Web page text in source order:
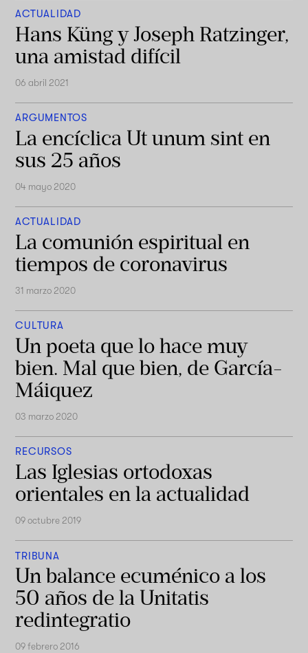
ACTUALIDAD
Hans Küng y Joseph Ratzinger,
una amistad difícil
06 abril 2021
ARGUMENTOS
La encíclica Ut unum sint en
sus 25 años
04 mayo 2020
ACTUALIDAD
La comunión espiritual en
tiempos de coronavirus
31 marzo 2020
CULTURA
Un poeta que lo hace muy
bien. Mal que bien, de García-
Máiquez
03 marzo 2020
RECURSOS
Las Iglesias ortodoxas
orientales en la actualidad
09 octubre 2019
TRIBUNA
Un balance ecuménico a los
50 años de la Unitatis
redintegratio
09 febrero 2016